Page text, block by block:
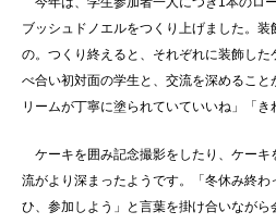
ブッシュドノエルをつくり上げました。
の。つくり終えると、それぞれに装飾し
べ合い初対面の学生と、交流を深めるこ
リームが丁寧に塗られていていいね」「き
ケーキを囲み記念撮影をしたり、ケーキ
流がより深まったようです。「冬休み終
ひ、参加しよう」と言葉を掛け合いなが